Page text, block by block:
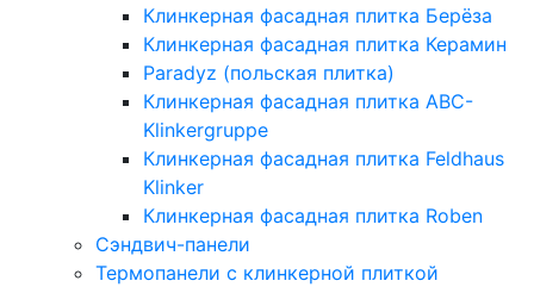
Клинкерная фасадная плитка Берёза
Клинкерная фасадная плитка Керамин
Paradyz (польская плитка)
Клинкерная фасадная плитка ABC-
Klinkergruppe
Клинкерная фасадная плитка Feldhaus
Klinker
Клинкерная фасадная плитка Roben
Сэндвич-панели
Термопанели с клинкерной плиткой